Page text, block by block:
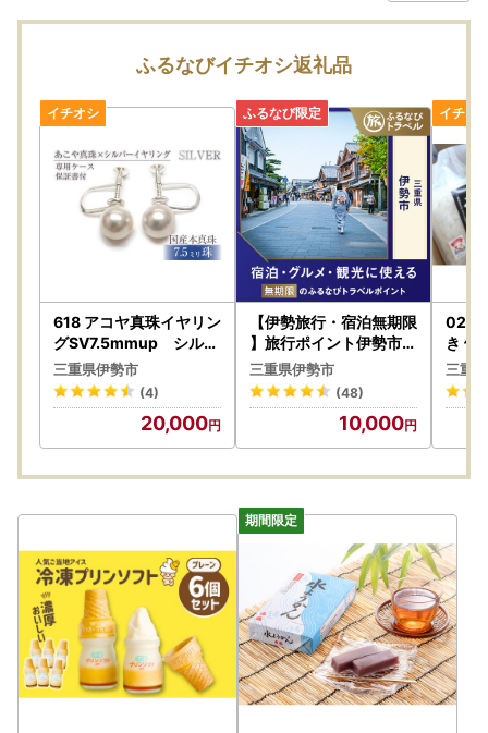
～オンラインワンストップに関するお問合せ先～
下記フォームよりお問合せください。
https://mypg.jp/contact/
【返礼品の配送に関するお問い合わせ先について※ふるなび
トラベルを除く】
委託事業者：株式会社パンクチュアル 伊勢営業所
メールアドレス：ise@furusato-supports.com
【お知らせ】
伊勢市内在住の方からのご寄附に対しては、返礼品を送付い
たしておりませんので、ご了承ください。
ふるなびイチオシ返礼品
618 アコヤ真珠イヤリン
グSV7.5mmup シルバ
ー パール ジュエリー 貴
金属 宝石 定番 フォーマ
ル ギフト 贈り物 シンプ
ル 冠婚葬祭 結婚式 入学
式 卒業式 伊勢志摩
三重県伊勢市
(4)
20,000
【伊勢旅行・宿泊無期限
】旅行ポイント伊勢市ふ
るなびトラベルポイント
三重県伊勢市
(48)
10,000
025
き 伊
ット
本場
麺 太
横丁
三重